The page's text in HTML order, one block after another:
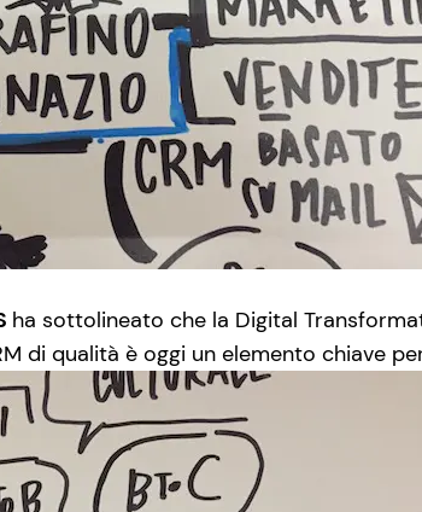
ha sottolineato che la Digital
di qualità è oggi un elemento chiave